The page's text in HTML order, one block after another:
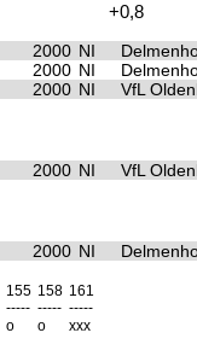
+0,8
2000 NI
2000 NI
2000 NI VfL
2000 NI VfL
2000 NI
155 158 161
----- ----- -----
o o xxx